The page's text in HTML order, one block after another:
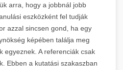
arra, hogy a jobbnál jobb
eszközként fel tudják
azzal sincsen gond, ha egy
képében találja meg
egyeznek. A referenciák csak
Ebben a kutatási szakaszban